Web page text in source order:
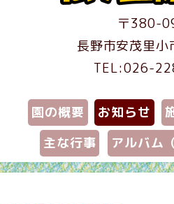
〒380-
長野市安茂里
TEL:026-
園の概要 お知らせ
主な行事
アルバム